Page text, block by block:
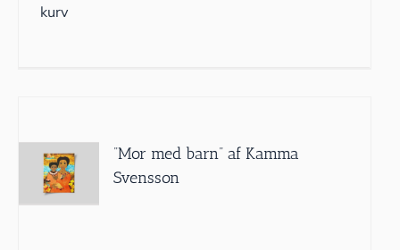
kurv
”Mor med barn” af Kamma
Svensson